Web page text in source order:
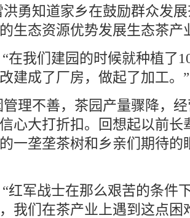
洪勇知道家乡在鼓励群众发
生态资源优势发展生态茶产
在我们建园的时候就种植了
建成了厂房，做起了加工。”
管理不善，茶园产量骤降，
心大打折扣。回想起以前长
一垄垄茶树和乡亲们期待的
红军战士在那么艰苦的条件
我们在茶产业上遇到这点困